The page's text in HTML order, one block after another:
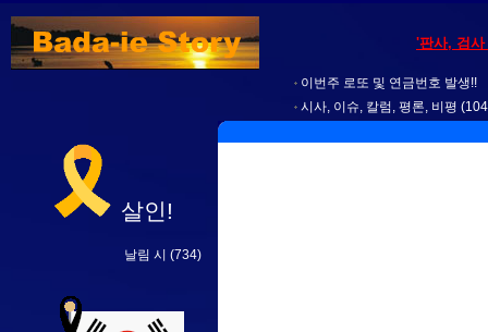
'판사, 검
이번주 로또 및 연금번호 발생!!
시사, 이슈, 칼럼, 평론, 비평
살인!
날림 시 (734)